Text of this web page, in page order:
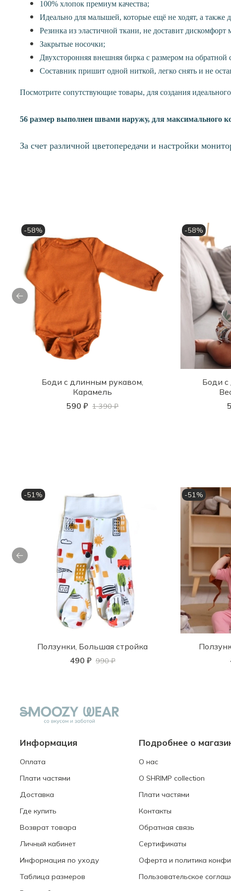
100% хлопок премиум качества;
Идеально для малышей, которые ещё не ходят, а также
Резинка из эластичной ткани, не доставит
Закрытые носочки;
Двухсторонняя внешняя бирка с размером на обратной
Составник пришит одной ниткой, легко снять и не
Посмотрите сопутствующие товары, для создания идеального
56 размер выполнен швами наружу, для максимального
За счет различной цветопередачи и настройки
-58%
Боди с длинным рукавом,
Карамель
590 ₽ 1 390 ₽
-58%
Боди с
-51%
Ползунки, Большая стройка
490 ₽ 990 ₽
-51%
Информация
Оплата
Плати частями
Доставка
Где купить
Возврат товара
Личный кабинет
Информация по уходу
Таблица размеров
Подробнее о
О нас
О SHRIMP collection
Плати частями
Контакты
Обратная связь
Сертификаты
Оферта и политика
Пользовательское